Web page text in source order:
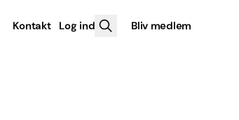
Kontakt Log ind Bliv medlem